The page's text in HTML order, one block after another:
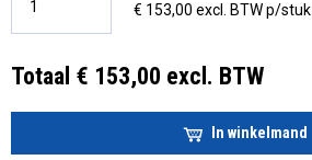
€ 153,00 excl. BTW p/stuk
Totaal € 153,00 excl. BTW
In winkelmand